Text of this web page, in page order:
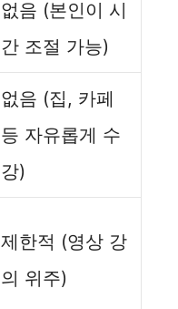
없음 (본인이 시
간 조절 가능)
없음 (집, 카페
등 자유롭게 수
강)
제한적 (영상 강
의 위주)